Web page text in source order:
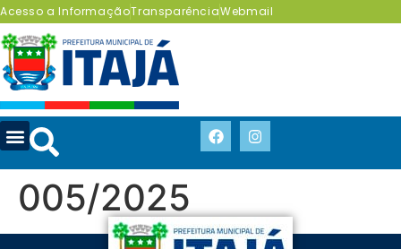
Acesso a InformaçãoTransparênciaWebmail
005/2025